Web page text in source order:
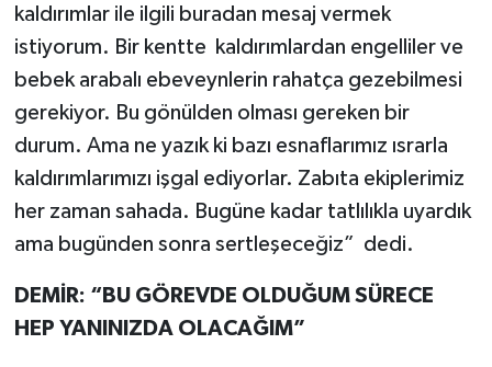
kaldırımlar ile ilgili buradan mesaj vermek
istiyorum. Bir kentte kaldırımlardan engelliler ve
bebek arabalı ebeveynlerin rahatça gezebilmesi
gerekiyor. Bu gönülden olması gereken bir
durum. Ama ne yazık ki bazı esnaflarımız ısrarla
kaldırımlarımızı işgal ediyorlar. Zabıta ekiplerimiz
her zaman sahada. Bugüne kadar tatlılıkla uyardık
ama bugünden sonra sertleşeceğiz” dedi.
DEMİR: “BU GÖREVDE OLDUĞUM SÜRECE
HEP YANINIZDA OLACAĞIM”